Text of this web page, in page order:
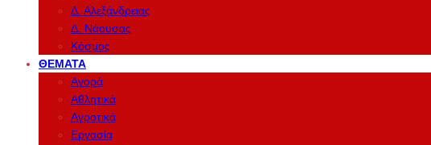
Δ. Αλεξάνδρειας
Δ. Νάουσας
Κόσμος
ΘΈΜΑΤΑ
Αγορά
Αθλητικά
Αγροτικά
Εργασία